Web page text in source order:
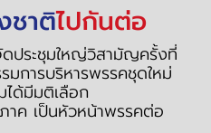
ชาติไปกันต่อ
ประชุมใหญ่วิสามัญครั้งที่
การบริหารพรรคชุดใหม่
ได้มีมติเลือก
าค เป็นหัวหน้าพรรคต่อ